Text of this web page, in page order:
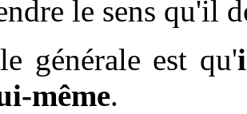
le sens qu'il
générale est qu'
même.